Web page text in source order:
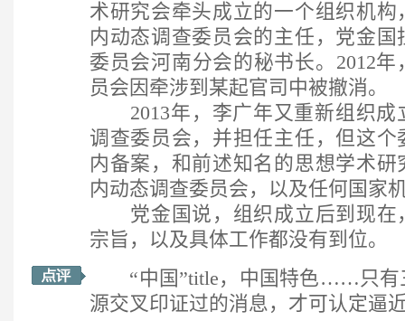
术研究会牵头成立的一个组织机构
内动态调查委员会的主任，党金国
委员会河南分会的秘书长。2012
员会因牵涉到某起官司中被撤消。
2013年，李广年又重新组织成
调查委员会，并担任主任，但这个
内备案，和前述知名的思想学术研
内动态调查委员会，以及任何国家
党金国说，组织成立后到现在
宗旨，以及具体工作都没有到位。
“中国”title，中国特色……只有
源交叉印证过的消息，才可认定逼